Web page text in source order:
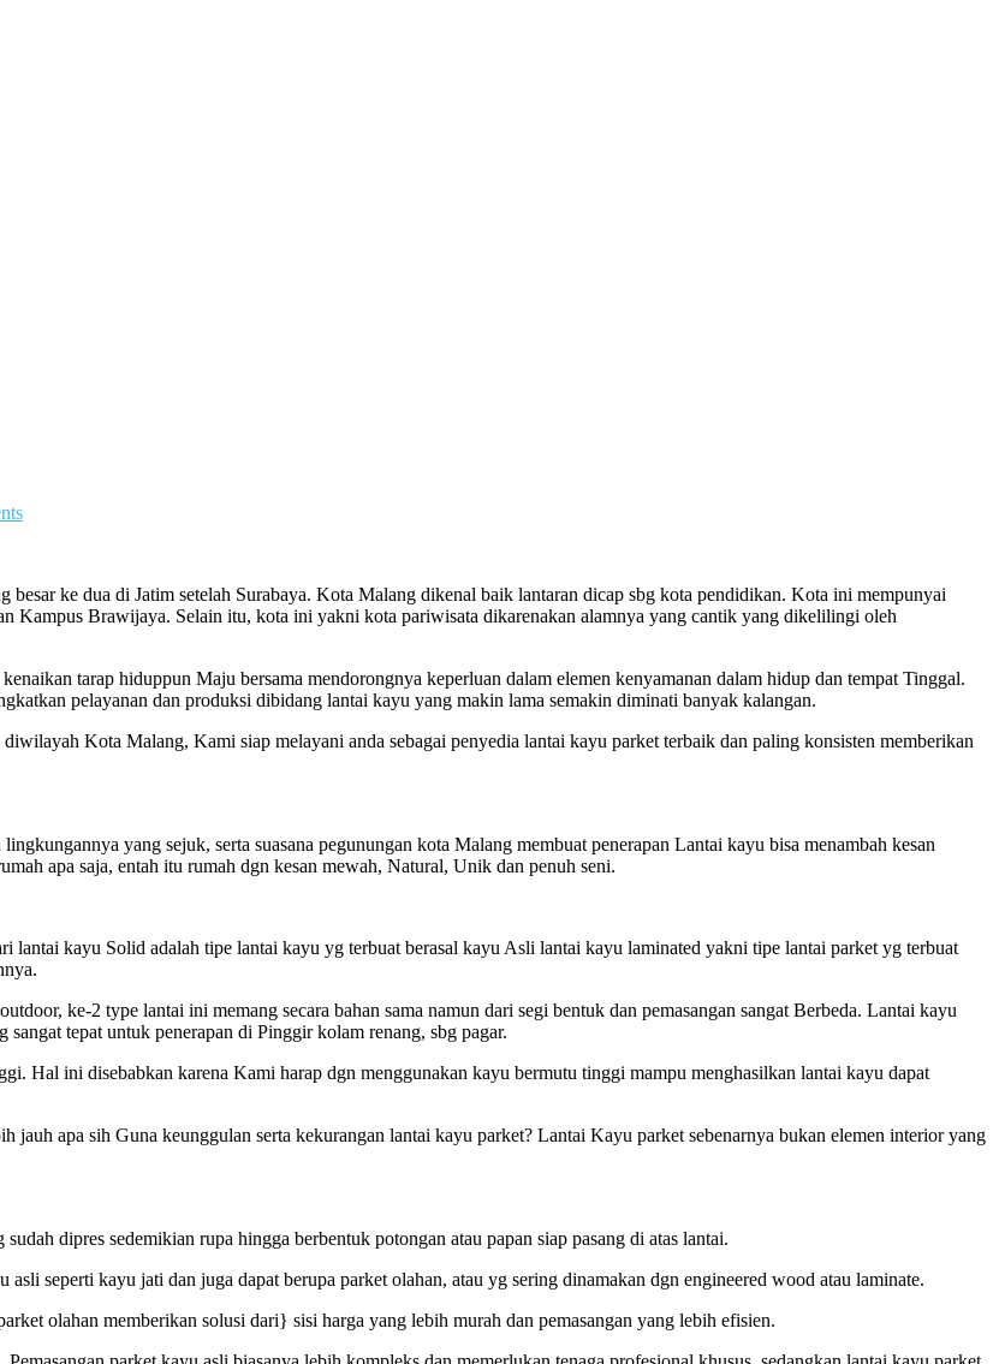
ke dua di Jatim setelah Surabaya. Kota Malang dikenal baik lantaran dicap sbg kota pendidikan. Kota ini mempunyai
Kampus Brawijaya. Selain itu, kota ini yakni kota pariwisata dikarenakan alamnya yang cantik yang dikelilingi oleh
tarap hiduppun Maju bersama mendorongnya keperluan dalam elemen kenyamanan dalam hidup dan tempat Tinggal.
pelayanan dan produksi dibidang lantai kayu yang makin lama semakin diminati banyak kalangan.
Kota Malang, Kami siap melayani anda sebagai penyedia lantai kayu parket terbaik dan paling konsisten memberikan
yang sejuk, serta suasana pegunungan kota Malang membuat penerapan Lantai kayu bisa menambah kesan
apa saja, entah itu rumah dgn kesan mewah, Natural, Unik dan penuh seni.
lantai kayu Solid adalah tipe lantai kayu yg terbuat berasal kayu Asli lantai kayu laminated yakni tipe lantai parket yg terbuat
ke-2 type lantai ini memang secara bahan sama namun dari segi bentuk dan pemasangan sangat Berbeda. Lantai kayu
tepat untuk penerapan di Pinggir kolam renang, sbg pagar.
Hal ini disebabkan karena Kami harap dgn menggunakan kayu bermutu tinggi mampu menghasilkan lantai kayu dapat
jauh apa sih Guna keunggulan serta kekurangan lantai kayu parket? Lantai Kayu parket sebenarnya bukan elemen interior yang
dipres sedemikian rupa hingga berbentuk potongan atau papan siap pasang di atas lantai.
seperti kayu jati dan juga dapat berupa parket olahan, atau yg sering dinamakan dgn engineered wood atau laminate.
olahan memberikan solusi dari} sisi harga yang lebih murah dan pemasangan yang lebih efisien.